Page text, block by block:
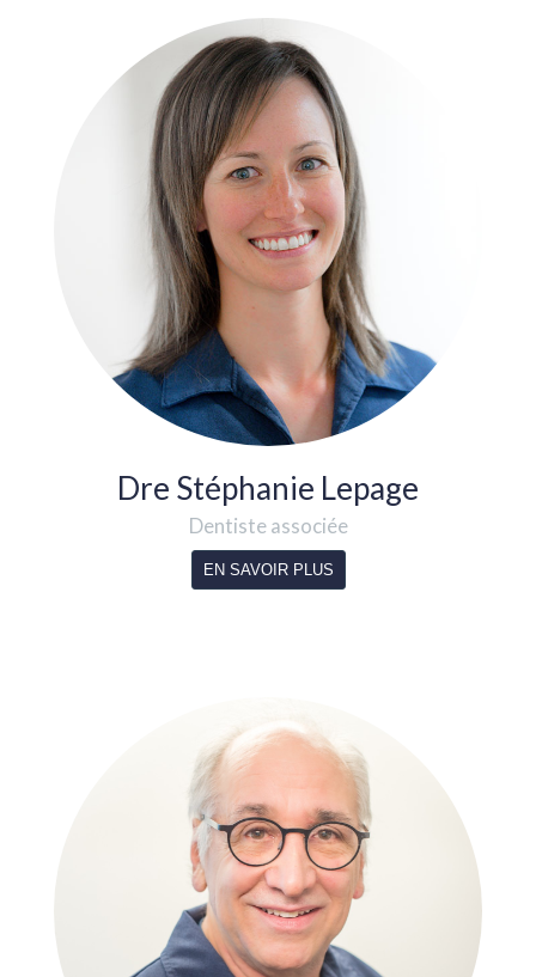
Dre Stéphanie Lepage
Dentiste associée
EN SAVOIR PLUS